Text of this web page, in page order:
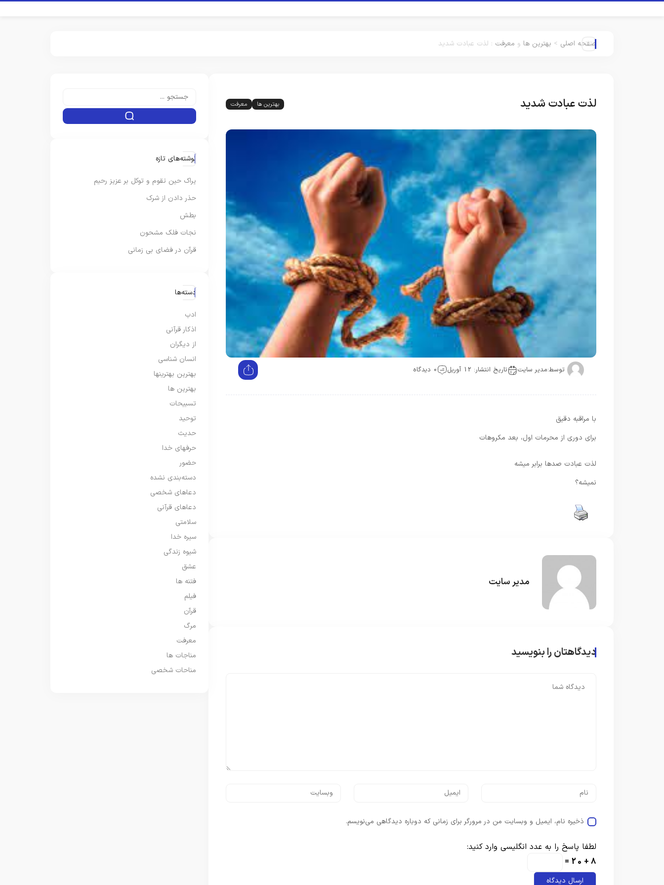
صفحه اصلی > بهترین ها و معرفت : لذت عبادت شدید
لذت عبادت شدید بهترین ها معرفت
توسط:مدیر سایت تاریخ انتشار: 12 آوریل 0 دیدگاه
با مراقبه دقیق
برای دوری از محرمات اول، بعد مکروهات
لذت عبادت صدها برابر میشه
نمیشه؟
مدیر سایت
دیدگاهتان را بنویسید
ذخیره نام، ایمیل و وبسایت من در مرورگر برای زمانی که دوباره دیدگاهی می‌نویسم.
لطفا پاسخ را به عدد انگلیسی وارد کنید:
8 + 20 =
نوشته‌های تازه
یراک حین تقوم و توکل بر عزیز رحیم
حذر دادن از شرک
بطش
نجات فلک مشحون
قرآن در فضای بی زمانی
دسته‌ها
ادب
اذکار قرآنی
از دیگران
انسان شناسی
بهترین بهترینها
بهترین ها
تسبیحات
توحید
حدیث
حرفهای خدا
حضور
دسته‌بندی نشده
دعاهای شخصی
دعاهای قرآنی
سلامتی
سیره خدا
شیوه زندگی
عشق
فتنه ها
فیلم
قرآن
مرگ
معرفت
مناجات ها
مناحات شخصی